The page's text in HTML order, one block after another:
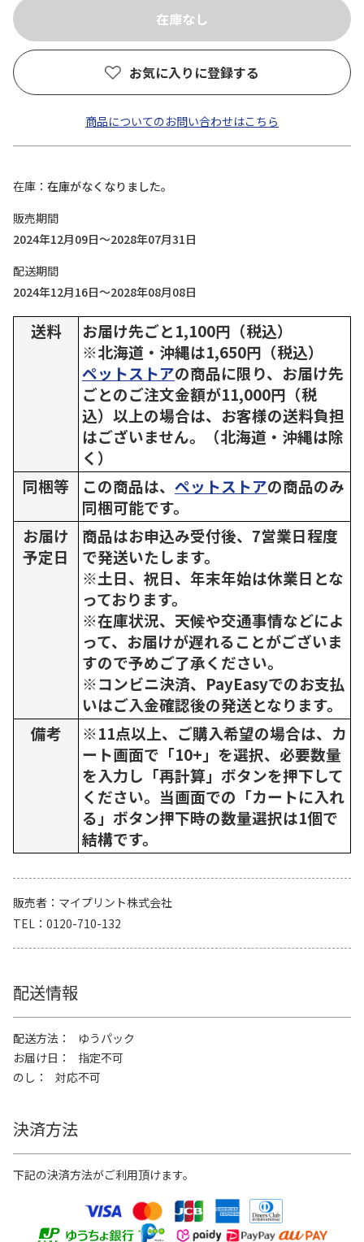
お気に入りに登録する
商品についてのお問い合わせはこちら
在庫
在庫がなくなりました。
販売期間
2024年12月09日～2028年07月31日
配送期間
2024年12月16日～2028年08月08日
送料
お届け先ごと1,100円（税込）
※北海道・沖縄は1,650円（税込）
ペットストアの商品に限り、お届け先
ごとのご注文金額が11,000円（税
込）以上の場合は、お客様の送料負担
はございません。（北海道・沖縄は除
く）
同梱等
この商品は、 ペットストアの商品のみ
同梱可能です。
お届け
予定日
商品はお申込み受付後、7営業日程度
で発送いたします。
※土日、祝日、年末年始は休業日とな
っております。
※在庫状況、天候や交通事情などによ
って、お届けが遅れることがございま
すので予めご了承ください。
※コンビニ決済、PayEasyでのお支払
いはご入金確認後の発送となります。
備考
※11点以上、ご購入希望の場合は、カ
ート画面で「10+」を選択、必要数量
を入力し「再計算」ボタンを押下して
ください。当画面での「カートに入れ
る」ボタン押下時の数量選択は1個で
結構です。
販売者
マイプリント株式会社
TEL
0120-710-132
配送情報
配送方法
ゆうパック
お届け日
指定不可
のし
対応不可
決済方法
下記の決済方法がご利用頂けます。